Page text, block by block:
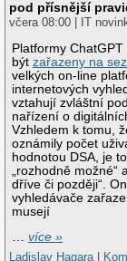
pod přísnější
včera 08:00 | IT
Platformy
býtzařazeny na
velkých on-line
internetových
vztahují zvláštní
nařízení o
Vzhledem k tomu,
oznámily počet
hodnotou DSA, je
„rozhodně možné“
dříve či později“.
vyhledávače
musejí
…více »
Ladislav Hagara